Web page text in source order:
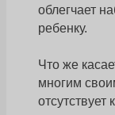
облегчает
ребенку.
Что же
многим